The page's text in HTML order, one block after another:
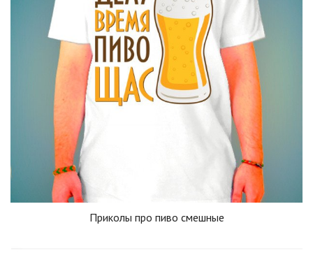
Приколы про пиво смешные